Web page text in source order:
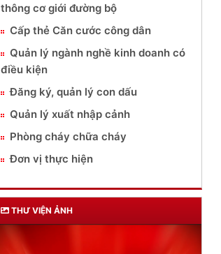
thông cơ giới đường bộ
Cấp thẻ Căn cước công dân
Quản lý ngành nghề kinh doanh có
điều kiện
Đăng ký, quản lý con dấu
Quản lý xuất nhập cảnh
Phòng cháy chữa cháy
Đơn vị thực hiện
THƯ VIỆN ẢNH